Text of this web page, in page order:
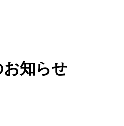
お知らせ